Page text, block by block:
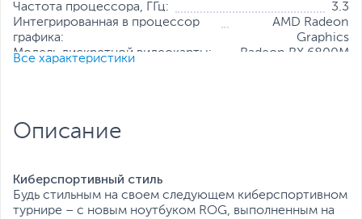
Частота процессора, ГГц:
3.3
Интегрированная в процессор
графика:
AMD Radeon
Graphics
Модель дискретной видеокарты:
Radeon RX 6800M
Твердотельный накопитель:
Все характеристики
Все характеристики
Описание
Киберспортивный стиль
Будь стильным на своем следующем киберспортивном
турнире – с новым ноутбуком ROG, выполненным на